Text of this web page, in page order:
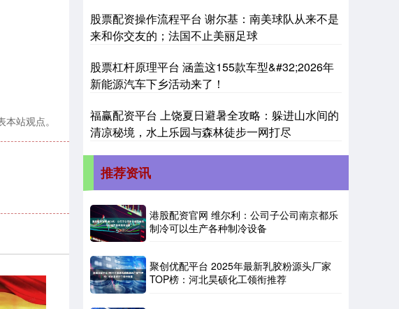
站观点。
股票配资操作流程平台 谢尔基：南美球队从来不是
来和你交友的；法国不止美丽足球
股票杠杆原理平台 涵盖这155款车型&#32;2026年
新能源汽车下乡活动来了！
福赢配资平台 上饶夏日避暑全攻略：躲进山水间的
清凉秘境，水上乐园与森林徒步一网打尽
推荐资讯
港股配资官网 维尔利：公司子公司南京都乐
制冷可以生产各种制冷设备
聚创优配平台 2025年最新乳胶粉源头厂家
TOP榜：河北昊硕化工领衔推荐